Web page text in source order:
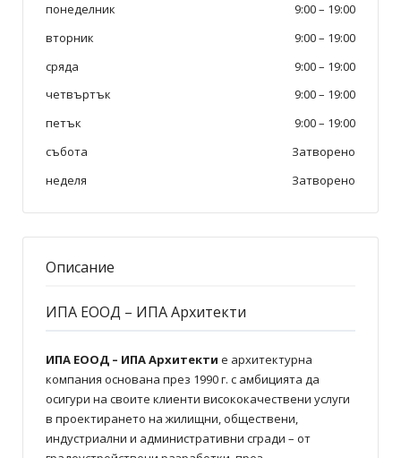
понеделник 9:00– 19:00
вторник
9:00– 19:00
сряда
9:00– 19:00
четвъртък
9:00– 19:00
петък
9:00– 19:00
събота
Затворено
неделя
Затворено
Описание
ИПА ЕOOД – ИПА Архитекти
ИПА ЕOOД – ИПА Архитекти е архитектурна
компания основана през 1990 г. с амбицията да
осигури на своите клиенти висококачествени услуги
в проектирането на жилищни, обществени,
индустриални и административни сгради – от